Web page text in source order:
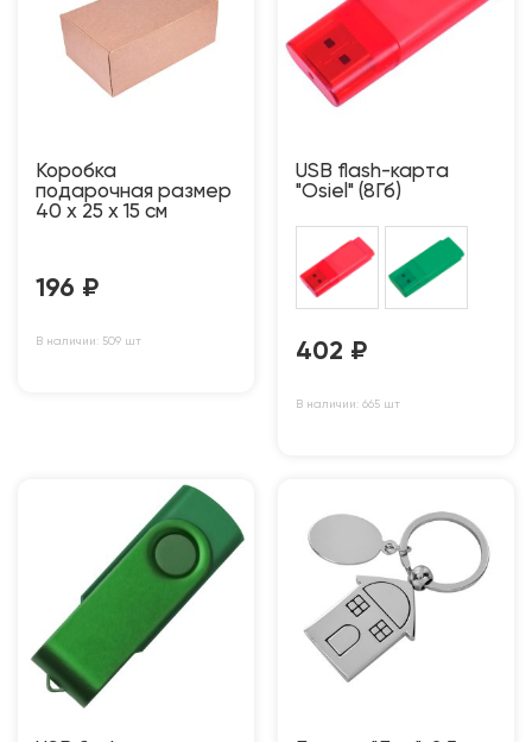
Коробка
подарочная размер
40 х 25 х 15 см
196 ₽
В наличии: 509 шт
USB flash-карта
"Osiel" (8Гб)
402 ₽
В наличии: 665 шт